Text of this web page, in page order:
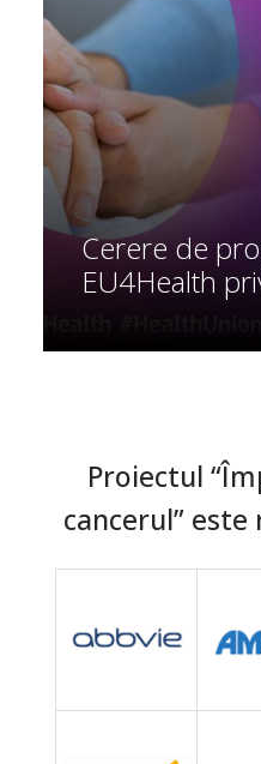
Cerere de
EU4Health
Proiectul
cancerul”